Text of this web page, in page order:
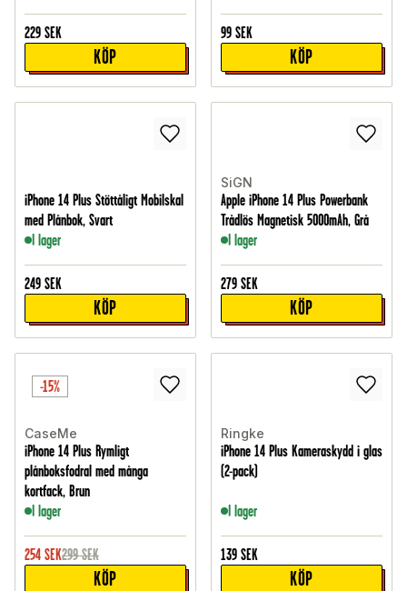
229 SEK
KÖP
99 SEK
KÖP
iPhone 14 Plus Stöttåligt Mobilskal
med Plånbok, Svart
I lager
249 SEK
KÖP
SiGN
Apple iPhone 14 Plus Powerbank
Trådlös Magnetisk 5000mAh, Grå
I lager
279 SEK
KÖP
-15%
CaseMe
iPhone 14 Plus Rymligt
plånboksfodral med många
kortfack, Brun
I lager
254 SEK299 SEK
KÖP
Ringke
iPhone 14 Plus Kameraskydd i glas
(2-pack)
I lager
139 SEK
KÖP